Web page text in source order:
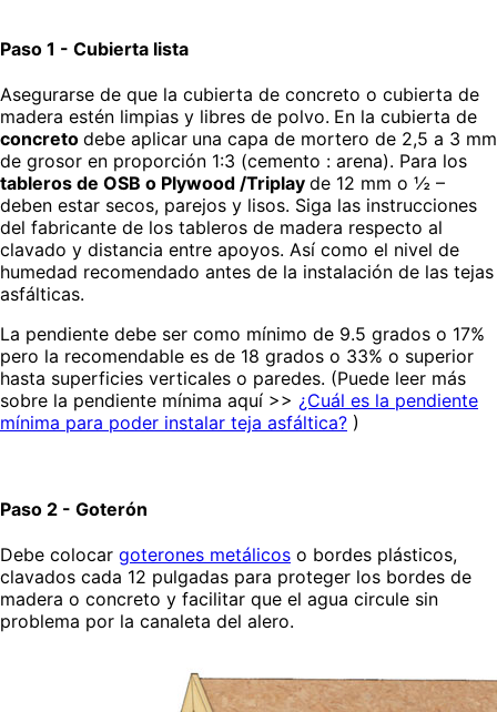
Paso 1 - Cubierta lista
Asegurarse de que la cubierta de concreto o cubierta de
madera estén limpias y libres de polvo. En la cubierta de
concreto debe aplicar una capa de mortero de 2,5 a 3 mm
de grosor en proporción 1:3 (cemento : arena). Para los
tableros de OSB o Plywood /Triplay de 12 mm o ½ –
deben estar secos, parejos y lisos. Siga las instrucciones
del fabricante de los tableros de madera respecto al
clavado y distancia entre apoyos. Así como el nivel de
humedad recomendado antes de la instalación de las tejas
asfálticas.
La pendiente debe ser como mínimo de 9.5 grados o 17%
pero la recomendable es de 18 grados o 33% o superior
hasta superficies verticales o paredes. (Puede leer más
sobre la pendiente mínima aquí >> ¿Cuál es la pendiente
mínima para poder instalar teja asfáltica? )
Paso 2 - Goterón
Debe colocar goterones metálicos o bordes plásticos,
clavados cada 12 pulgadas para proteger los bordes de
madera o concreto y facilitar que el agua circule sin
problema por la canaleta del alero.